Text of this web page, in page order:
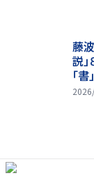
藤
説
「
「